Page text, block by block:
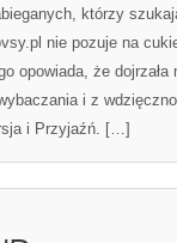
którzy
nie pozuje na
opowiada, że dojrzała
i z
i Przyjaźń. […]